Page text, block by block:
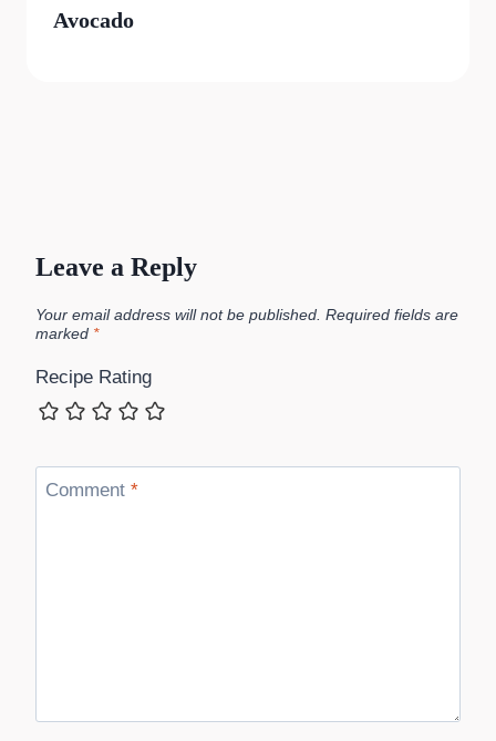
Avocado
Leave a Reply
Your email address will not be published. Required fields are
marked *
Recipe Rating
Comment *